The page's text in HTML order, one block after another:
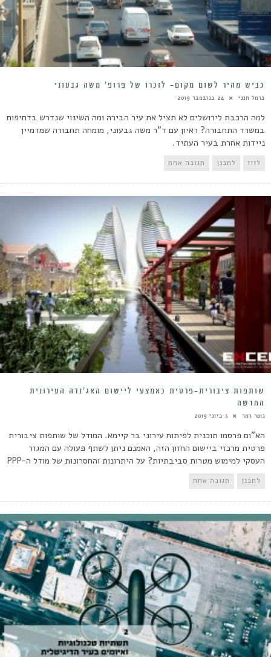
כביש מהיר לשום מקום- לזכרו של פרופ’ משה גבעוני
כרמל חנני 24 בנובמבר 2019
למה הרכבת לירושלים לא תציל את עיר הבירה ומה השינוי שנדרש בדחיפות
במשרד התחבורה? ראיון עם ד"ר משה גבעוני, מומחה תחבורה שמדמיין
ניידות אחרת בעיר העתיד.
לזוז לתכנן תגובה אחת
שותפות ציבורית-פרטית כאמצעי ליישום האג’נדה העירונית
החדשה
נופר רמר 5 ביוני 2019
הא"ום פרסמו תוכנית לפיתוח עירוני בר קיימא. המודל של שותפות ציבורית
פרטית מרכזי ביישום החזון הזה, האמנם ניתן לשתף פעולה עם המגזר
העסקי למימוש מטרות סביבתיות? על היתרונות והחסרונות של מודל ה-PPP
לתכנן תגובה אחת